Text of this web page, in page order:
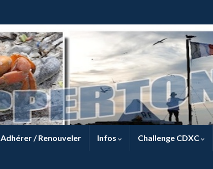
Adhérer / Renouveler Infos Challenge CDXC